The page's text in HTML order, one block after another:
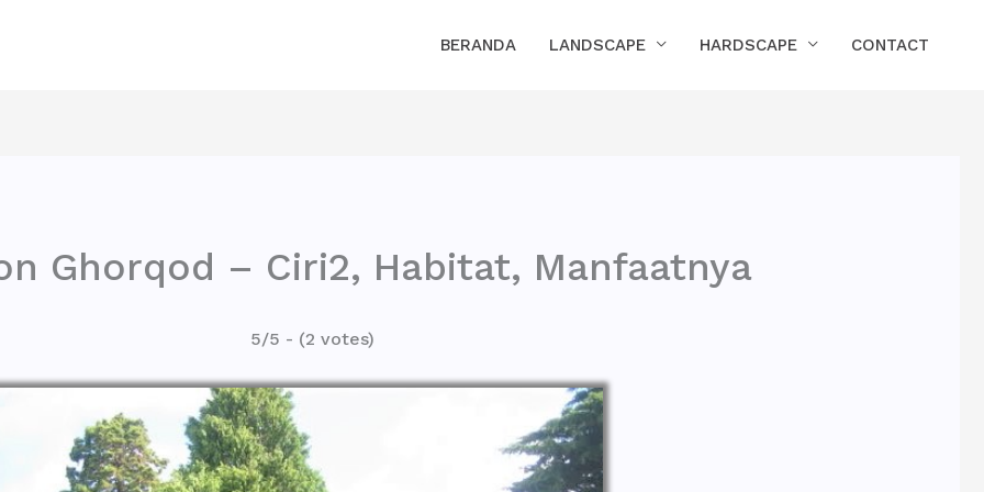
BERANDA LANDSCAPE HARDSCAPE CONTACT
Ghorqod – Ciri2, Habitat, Manfaatnya
5/5 - (2 votes)